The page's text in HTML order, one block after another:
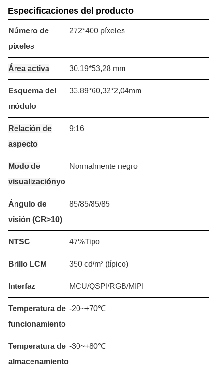
Especificaciones del producto
Número de
píxeles
272*400 píxeles
Área activa 30.19*53,28 mm
Esquema del
módulo
33,89*60,32*2,04mm
Relación de
aspecto
9:16
Modo de
visualizaciónyo
Normalmente negro
Ángulo de
visión (CR>10)
85/85/85/85
NTSC 47%Tipo
Brillo LCM 350 cd/m² (típico)
Interfaz MCU/QSPI/RGB/MIPI
Temperatura de
funcionamiento
-20~+70℃
Temperatura de
almacenamiento
-30~+80℃